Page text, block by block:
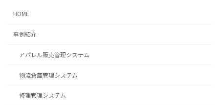
HOME
事例紹介
アパレル販売管理システム
物流倉庫管理システム
修理管理システム